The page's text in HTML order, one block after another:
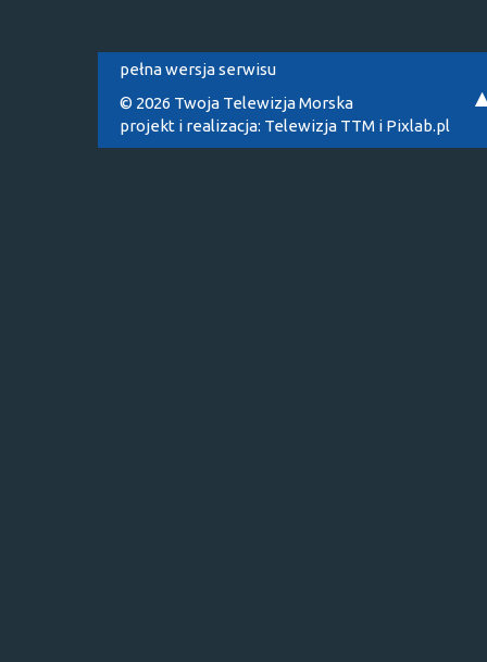
pełna wersja serwisu
© 2026 Twoja Telewizja Morska
projekt i realizacja: Telewizja TTM i Pixlab.pl